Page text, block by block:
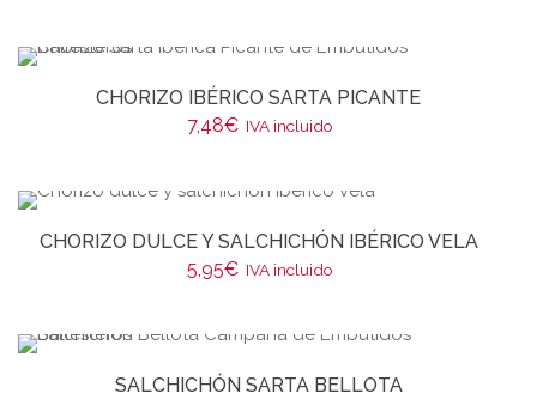
CHORIZO IBÉRICO SARTA PICANTE
7,48€ IVA incluido
CHORIZO DULCE Y SALCHICHÓN IBÉRICO VELA
5,95€ IVA incluido
SALCHICHÓN SARTA BELLOTA